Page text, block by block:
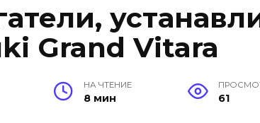
Grand Vitara
НА ЧТЕНИЕ
8 мин 61